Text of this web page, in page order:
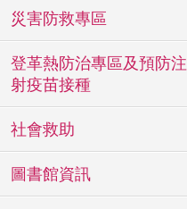
災害防救專區
登革熱防治專區及預防注
射疫苗接種
社會救助
圖書館資訊